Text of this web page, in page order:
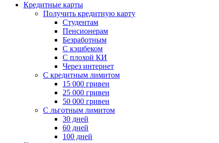
Кредитные карты
Получить кредитную карту
Студентам
Пенсионерам
Безработным
С кэшбеком
С плохой КИ
Через интернет
С кредитным лимитом
15 000 гривен
25 000 гривен
50 000 гривен
С льготным лимитом
30 дней
60 дней
100 дней